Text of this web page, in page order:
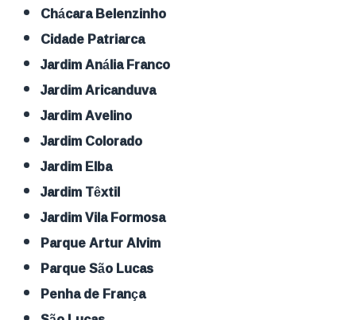
Chácara Belenzinho
Cidade Patriarca
Jardim Anália Franco
Jardim Aricanduva
Jardim Avelino
Jardim Colorado
Jardim Elba
Jardim Têxtil
Jardim Vila Formosa
Parque Artur Alvim
Parque São Lucas
Penha de França